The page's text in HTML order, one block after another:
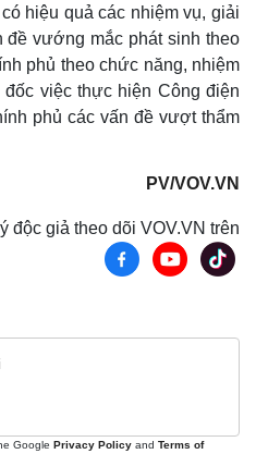
Đời sống
Tình yêu - Gia đình
hiệu quả các nhiệm vụ, giải
vướng mắc phát sinh theo
phủ theo chức năng, nhiệm
việc thực hiện Công điện
phủ các vấn đề vượt thẩm
PV/VOV.VN
độc giả theo dõi VOV.VN trên
Google Privacy Policy and Terms of